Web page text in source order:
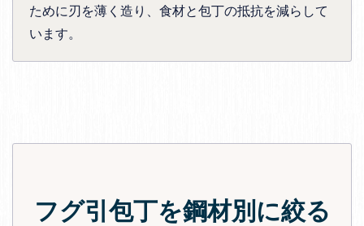
ために刃を薄く造り、食材と包丁の抵抗を減らして
います。
フグ引包丁を鋼材別に絞る